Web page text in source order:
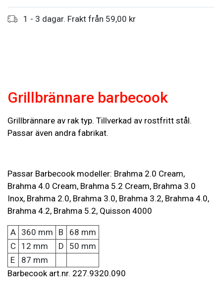
1 - 3 dagar. Frakt från 59,00 kr
Grillbrännare barbecook
Grillbrännare av rak typ. Tillverkad av rostfritt stål.
Passar även andra fabrikat.
Passar Barbecook modeller: Brahma 2.0 Cream,
Brahma 4.0 Cream, Brahma 5.2 Cream, Brahma 3.0
Inox, Brahma 2.0, Brahma 3.0, Brahma 3.2, Brahma 4.0,
Brahma 4.2, Brahma 5.2, Quisson 4000
A 360 mm B
68 mm
C 12 mm D
50 mm
E
87 mm
Barbecook art.nr. 227.9320.090